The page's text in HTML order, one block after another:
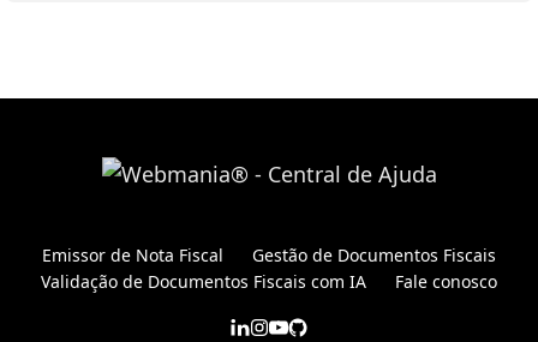
Emissor de Nota Fiscal
Gestão de Documentos Fiscais
Validação de Documentos Fiscais com IA
Fale conosco